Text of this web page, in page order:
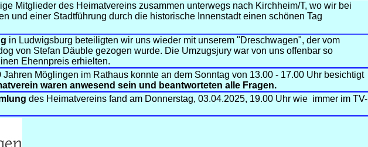
Mitglieder des Heimatvereins zusammen unterwegs nach Kirchheim/T, wo wir bei
und einer Stadtführung durch die historische Innenstadt einen schönen Tag
in Ludwigsburg beteiligten wir uns wieder mit unserem "Dreschwagen", der vom
von Stefan Däuble gezogen wurde. Die Umzugsjury war von uns offenbar so
Ehennpreis erhielten.
Jahren Möglingen im Rathaus konnte an dem Sonntag von 13.00 - 17.00 Uhr besichtigt
waren anwesend sein und beantworteten alle Fragen.
des Heimatvereins fand am Donnerstag, 03.04.2025, 19.00 Uhr wie immer im TV-